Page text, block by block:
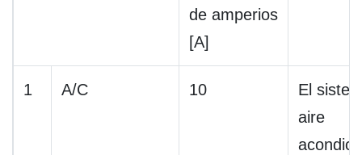
de amperios
[A]
1 A/C 10
El
aire